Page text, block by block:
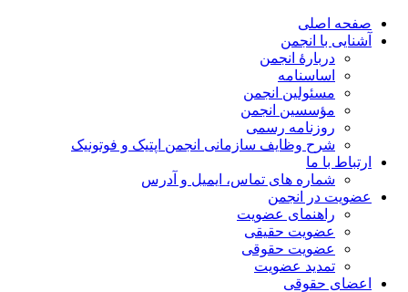
صفحه اصلی
آشنایی با انجمن
دربارۀ انجمن
اساسنامه
مسئولین انجمن
مؤسسین انجمن
روزنامه رسمی
شرح وظایف سازمانی انجمن اپتیک و فوتونیک
ارتباط با ما
شماره های تماس، ایمیل و آدرس
عضویت در انجمن
راهنمای عضویت
عضویت حقیقی
عضویت حقوقی
تمدید عضویت
اعضای حقوقی